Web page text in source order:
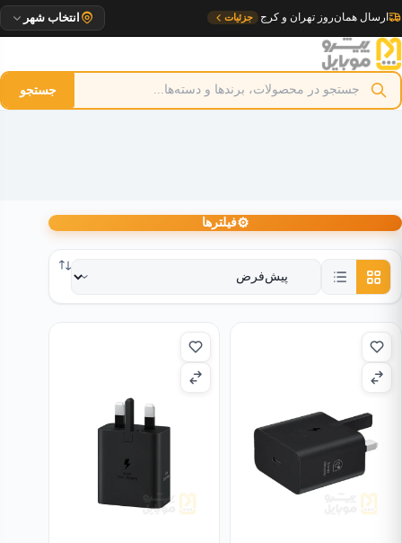
به
محتوا
انتخاب شهر تحویل ۱ روزه به مراکز استان جزئیات
جستجو
⚙فیلترها